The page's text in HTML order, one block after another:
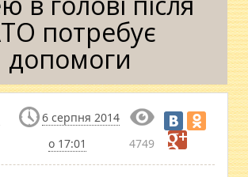
потребує
допомоги
6 серпня 2014
о 17:01
4749